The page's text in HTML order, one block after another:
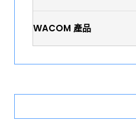
WACOM 產品